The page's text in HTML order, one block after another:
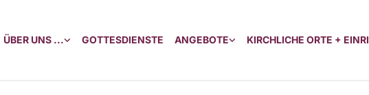
ÜBER UNS ... GOTTESDIENSTE ANGEBOTE KIRCHLICHE ORTE +